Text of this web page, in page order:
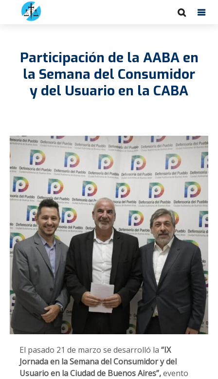
Participación de la AABA en
la Semana del Consumidor
y del Usuario en la CABA
El pasado 21 de marzo se desarrolló la “IX
Jornada en la Semana del Consumidor y del
Usuario en la Ciudad de Buenos Aires”,evento